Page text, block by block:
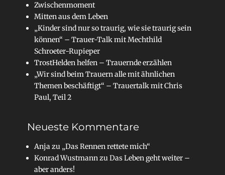
Zwischenmoment
Mitten aus dem Leben
„Kinder sind nur so traurig, wie sie traurig sein
können“ – Trauer-Talk mit Mechthild
Schroeter-Rupieper
TrostHelden helfen – Trauernde erzählen
„Wir sind beim Trauern alle mit ähnlichen
Themen beschäftigt“ – Trauertalk mit Chris
Paul, Teil 2
Neueste Kommentare
Anjazu „Das Rennen rettete mich“
Konrad WustmannzuDas Leben geht weiter –
aber anders!